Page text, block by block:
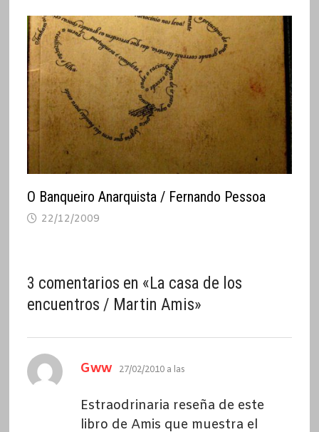
O Banqueiro Anarquista / Fernando Pessoa
22/12/2009
3 comentarios en «La casa de los
encuentros / Martin Amis»
Gww dice:
27/02/2010 a las
Estraodrinaria reseña de este
libro de Amis que muestra el